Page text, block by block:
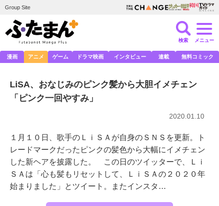
Group Site
検索 メニュー
漫画 アニメ ゲーム ドラマ映画 インタビュー 連載 無料コミック
LiSA、おなじみのピンク髪から大胆イメチェン
「ピンク一回やすみ」
2020.01.10
１月１０日、歌手のＬｉＳＡが自身のＳＮＳを更新。ト
レードマークだったピンクの髪色から大幅にイメチェン
した新ヘアを披露した。 この日のツイッターで、Ｌｉ
ＳＡは「心も髪もリセットして、ＬｉＳＡの２０２０年
始まりました」とツイート。またインスタ…